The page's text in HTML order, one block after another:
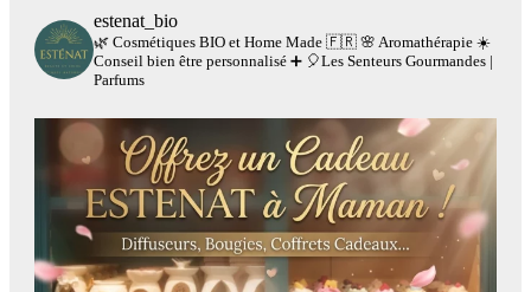
estenat_bio
🌿 Cosmétiques BIO et Home Made 🇫🇷🌸 Aromathérapie☀️
Conseil bien être personnalisé➕🎈Les Senteurs Gourmandes |
Parfums